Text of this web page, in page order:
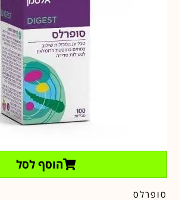
הוסף לסל
סופרלס